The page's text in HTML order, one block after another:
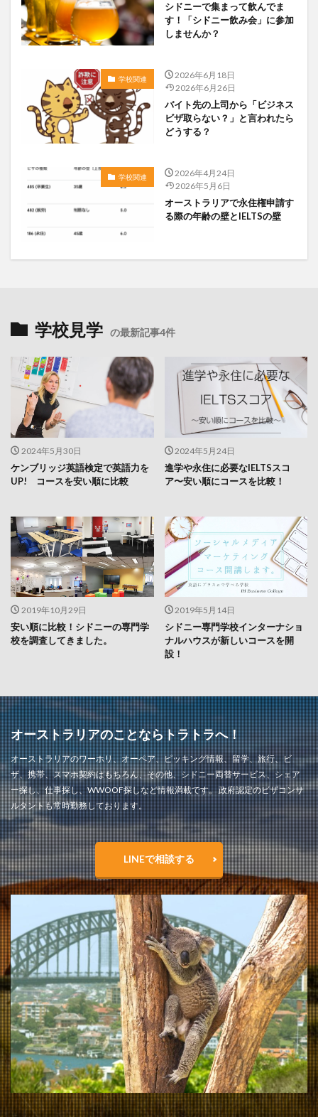
シドニーで集まって飲んでま
す！「シドニー飲み会」に参加
しませんか？
学校関連
2026年6月18日
2026年6月26日
バイト先の上司から「ビジネス
ビザ取らない？」と言われたら
どうする？
学校関連
2026年4月24日
2026年5月6日
オーストラリアで永住権申請す
る際の年齢の壁とIELTSの壁
学校見学 の最新記事4件
2024年5月30日
ケンブリッジ英語検定で英語力を
UP! コースを安い順に比較
2024年5月24日
進学や永住に必要なIELTSスコ
ア〜安い順にコースを比較！
2019年10月29日
安い順に比較！シドニーの専門学
校を調査してきました。
2019年5月14日
シドニー専門学校インターナショ
ナルハウスが新しいコースを開
設！
オーストラリアのことならトラトラへ！
オーストラリアのワーホリ、オーペア、ピッキング情報、留学、旅行、ビ
ザ、携帯、スマホ契約はもちろん、その他、シドニー両替サービス、シェア
ー探し、仕事探し、WWOOF探しなど情報満載です。 政府認定のビザコンサ
ルタントも常時勤務しております。
LINEで相談する